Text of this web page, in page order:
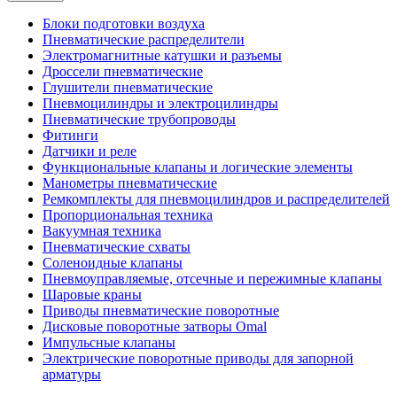
Блоки подготовки воздуха
Пневматические распределители
Электромагнитные катушки и разъемы
Дроссели пневматические
Глушители пневматические
Пневмоцилиндры и электроцилиндры
Пневматические трубопроводы
Фитинги
Датчики и реле
Функциональные клапаны и логические элементы
Манометры пневматические
Ремкомплекты для пневмоцилиндров и распределителей
Пропорциональная техника
Вакуумная техника
Пневматические схваты
Соленоидные клапаны
Пневмоуправляемые, отсечные и пережимные клапаны
Шаровые краны
Приводы пневматические поворотные
Дисковые поворотные затворы Omal
Импульсные клапаны
Электрические поворотные приводы для запорной
арматуры